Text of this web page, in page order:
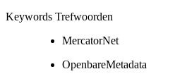
Keywords Trefwoorden
MercatorNet
OpenbareMetadata